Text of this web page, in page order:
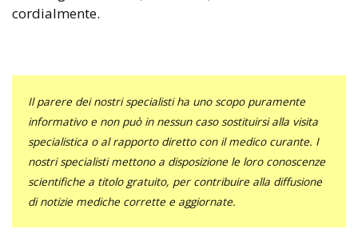
cordialmente.
Il parere dei nostri specialisti ha uno scopo puramente
informativo e non può in nessun caso sostituirsi alla visita
specialistica o al rapporto diretto con il medico curante. I
nostri specialisti mettono a disposizione le loro conoscenze
scientifiche a titolo gratuito, per contribuire alla diffusione
di notizie mediche corrette e aggiornate.